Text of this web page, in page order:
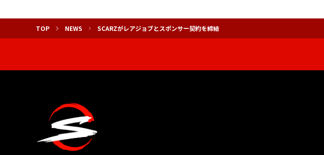
TOP NEWS SCARZがレアジョブとスポンサー契約を締結